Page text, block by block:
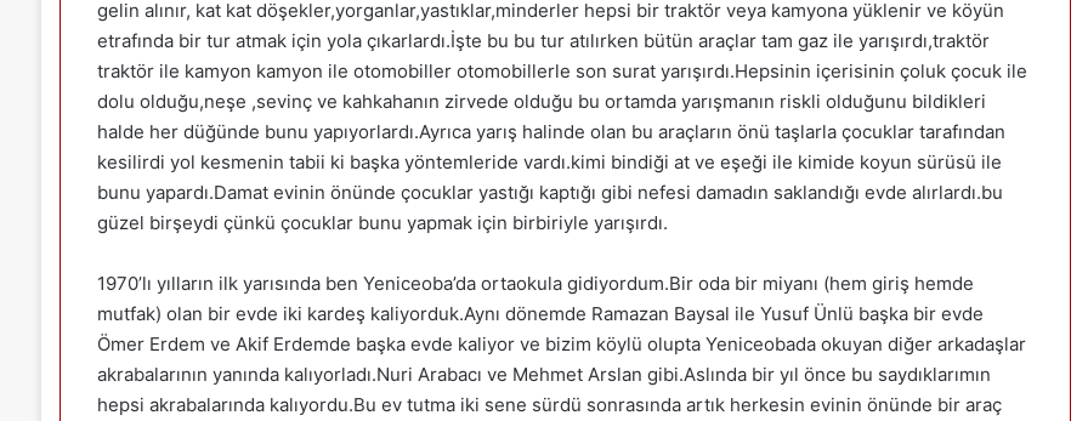
gelin alınır, kat kat döşekler,yorganlar,yastıklar,minderler hepsi bir traktör veya kamyona yüklenir ve köyün
etrafında bir tur atmak için yola çıkarlardı.İşte bu bu tur atılırken bütün araçlar tam gaz ile yarışırdı,traktör
traktör ile kamyon kamyon ile otomobiller otomobillerle son surat yarışırdı.Hepsinin içerisinin çoluk çocuk ile
dolu olduğu,neşe ,sevinç ve kahkahanın zirvede olduğu bu ortamda yarışmanın riskli olduğunu bildikleri
halde her düğünde bunu yapıyorlardı.Ayrıca yarış halinde olan bu araçların önü taşlarla çocuklar tarafından
kesilirdi yol kesmenin tabii ki başka yöntemleride vardı.kimi bindiği at ve eşeği ile kimide koyun sürüsü ile
bunu yapardı.Damat evinin önünde çocuklar yastığı kaptığı gibi nefesi damadın saklandığı evde alırlardı.bu
güzel birşeydi çünkü çocuklar bunu yapmak için birbiriyle yarışırdı.
1970’lı yılların ilk yarısında ben Yeniceoba’da ortaokula gidiyordum.Bir oda bir miyanı (hem giriş hemde
mutfak) olan bir evde iki kardeş kaliyorduk.Aynı dönemde Ramazan Baysal ile Yusuf Ünlü başka bir evde
Ömer Erdem ve Akif Erdemde başka evde kaliyor ve bizim köylü olupta Yeniceobada okuyan diğer arkadaşlar
akrabalarının yanında kalıyorladı.Nuri Arabacı ve Mehmet Arslan gibi.Aslında bir yıl önce bu saydıklarımın
hepsi akrabalarında kalıyordu.Bu ev tutma iki sene sürdü sonrasında artık herkesin evinin önünde bir araç